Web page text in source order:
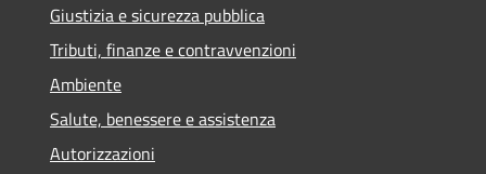
Giustizia e sicurezza pubblica
Tributi, finanze e contravvenzioni
Ambiente
Salute, benessere e assistenza
Autorizzazioni